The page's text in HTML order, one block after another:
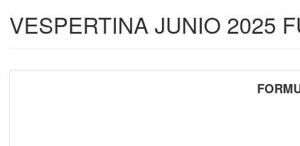
VESPERTINA JUNIO 2025